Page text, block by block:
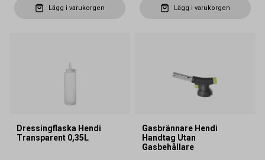
Lägg i varukorgen Lägg i varukorgen
Dressingflaska Hendi
Transparent 0,35L
Gasbrännare Hendi
Handtag Utan
Gasbehållare